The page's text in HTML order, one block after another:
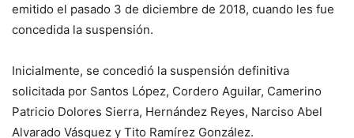
emitido el pasado 3 de diciembre de 2018, cuando les fue
concedida la suspensión.
Inicialmente, se concedió la suspensión definitiva
solicitada por Santos López, Cordero Aguilar, Camerino
Patricio Dolores Sierra, Hernández Reyes, Narciso Abel
Alvarado Vásquez y Tito Ramírez González.